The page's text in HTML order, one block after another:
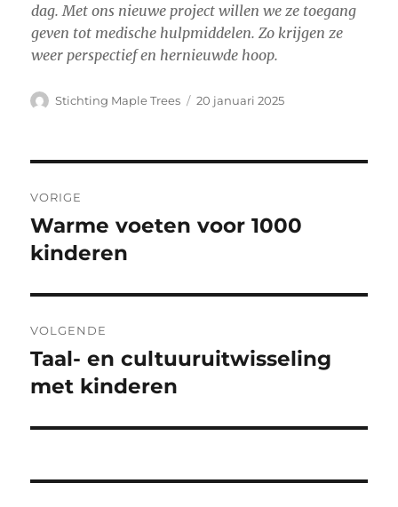
dag. Met ons nieuwe project willen we ze toegang
geven tot medische hulpmiddelen. Zo krijgen ze
weer perspectief en hernieuwde hoop.
Auteur
Stichting Maple Trees
Geplaatst
20 januari 2025
navigatie
VORIGE
Vorig
bericht:
Warme voeten voor 1000
kinderen
VOLGENDE
Volgend
bericht:
Taal- en cultuuruitwisseling
met kinderen